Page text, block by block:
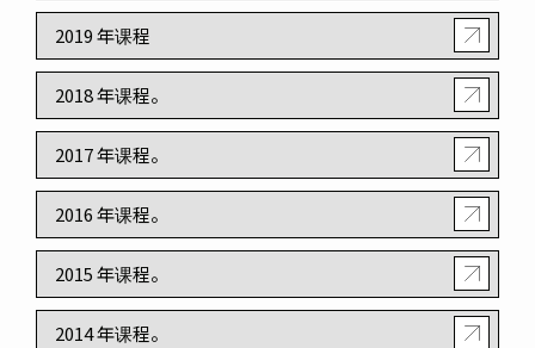
2019 年课程
2018 年课程。
2017 年课程。
2016 年课程。
2015 年课程。
2014 年课程。